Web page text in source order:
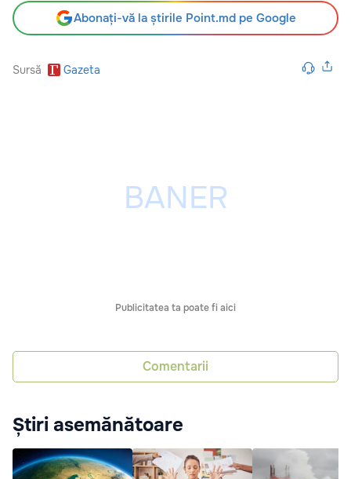
Abonați-vă la știrile Point.md pe Google
Sursă Gazeta
Publicitatea ta poate fi aici
Comentarii
Știri asemănătoare